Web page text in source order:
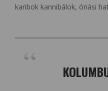
karibok kannibálok, óriási